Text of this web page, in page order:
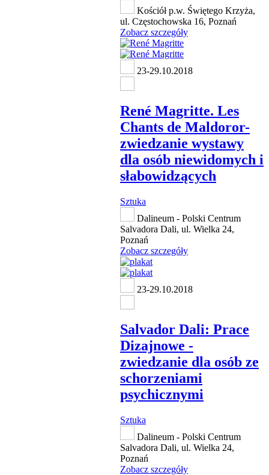
Kościół p.w. Świętego Krzyża,
ul. Częstochowska 16, Poznań
Zobacz szczegóły
23-29.10.2018
René Magritte. Les
Chants de Maldoror-
zwiedzanie wystawy
dla osób niewidomych i
słabowidzących
Sztuka
Dalineum - Polski Centrum
Salvadora Dali, ul. Wielka 24,
Poznań
Zobacz szczegóły
23-29.10.2018
Salvador Dali: Prace
Dizajnowe -
zwiedzanie dla osób ze
schorzeniami
psychicznymi
Sztuka
Dalineum - Polski Centrum
Salvadora Dali, ul. Wielka 24,
Poznań
Zobacz szczegóły